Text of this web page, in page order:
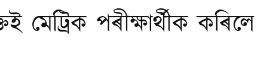
মেট্ৰিক পৰীক্ষাৰ্থীক কৰিলে